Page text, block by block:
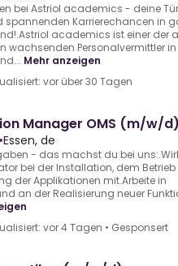
bei Astriol academics - deine
spannenden Karrierechancen in
academics ist einer der
wachsenden Personalvermittler in
Mehr anzeigen
vor über 30 Tagen
Manager OMS (m/w/d)
•Essen, de
- das machst du bei
bei der Installation, dem
der Applikationen mit.Arbeite in
an der Realisierung neuer
vor 4 Tagen • Gesponsert